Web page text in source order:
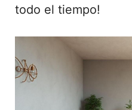
todo el tiempo!